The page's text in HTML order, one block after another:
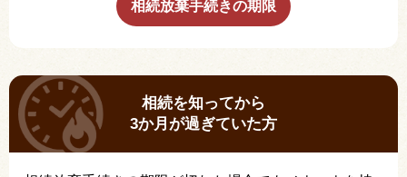
相続放棄手続きの期限
相続を知ってから
3か月が過ぎていた方